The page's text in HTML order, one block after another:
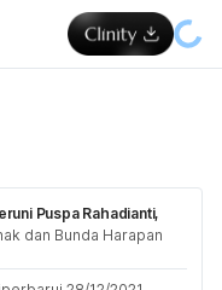
Puspa Rahadianti,
dan Bunda Harapan